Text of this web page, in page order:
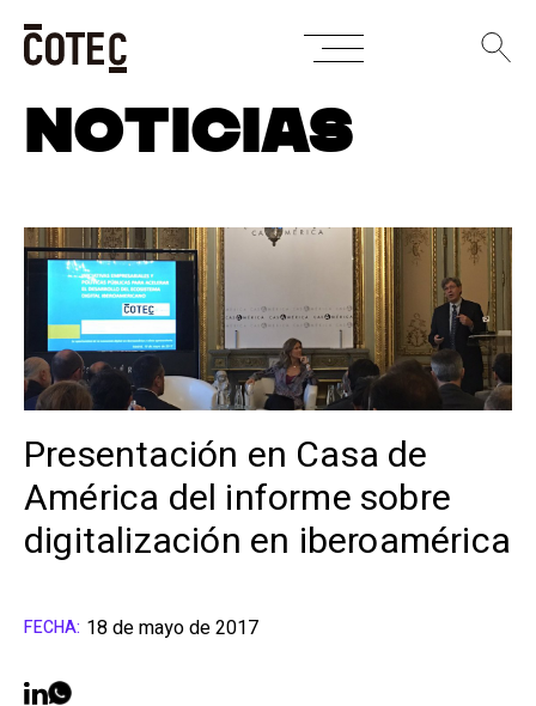
Skip
contentNOTICIAS
Presentación en Casa de
América del informe sobre
digitalización en iberoamérica
FECHA: 18 de mayo de 2017